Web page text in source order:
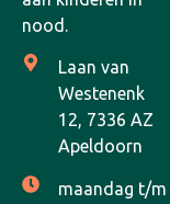
nood.
Laan van
Westenenk
12, 7336 AZ
Apeldoorn
maandag t/m